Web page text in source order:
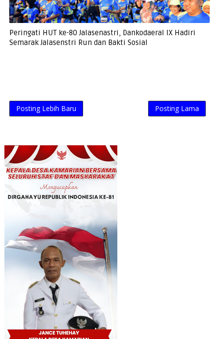
Peringati HUT ke-80 Jalasenastri, Dankodaeral IX Hadiri
Semarak Jalasenstri Run dan Bakti Sosial
Posting Lebih Baru Posting Lama